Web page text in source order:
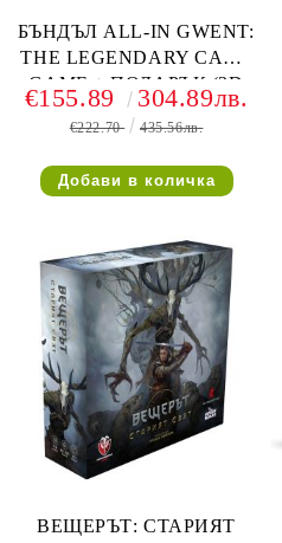
БЪНДЪЛ ALL-IN GWENT:
THE LEGENDARY CARD
GAME + ПОДАРЪК (3D
монета и кристали)
€155.89 304.89лв.
€222.70 435.56лв.
ВЕЩЕРЪТ: СТАРИЯТ